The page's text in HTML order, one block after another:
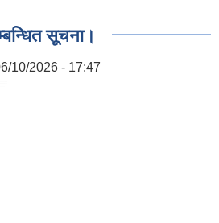
सूचना।
10/2026 - 17:47